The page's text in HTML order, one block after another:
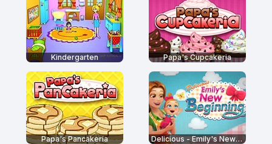
Kindergarten Papa's Cupcakeria
Papa's Pancakeria Delicious - Emily's New Beginning